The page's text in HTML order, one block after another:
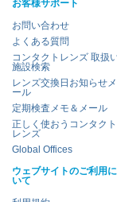
お客様サポート
お問い合わせ
よくある質問
コンタクトレンズ 取扱
施設検索
レンズ交換日お知らせメ
ール
定期検査メモ＆メール
正しく使おうコンタクト
レンズ
Global Offices
ウェブサイトのご利用
いて